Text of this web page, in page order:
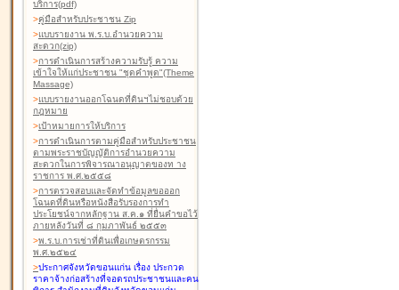
บริการ(pdf)
>คู่มือสำหรับประชาชน Zip
>แบบรายงาน พ.ร.บ.อำนวยความ
สะดวก(zip)
>การดำเนินการสร้างความรับรู้ ความ
เข้าใจให้แก่ประชาชน "ชุดคำพูด"(Theme
Massage)
>แบบรายงานออกโฉนดที่ดินฯไม่ชอบด้วย
กฎหมาย
>เป้าหมายการให้บริการ
>การดำเนินการตามคู่มือสำหรับประชาชน
ตามพระราชบัญญัติการอำนวยความ
สะดวกในการพิจารณาอนุญาตของท าง
ราชการ พ.ศ.๒๕๕๘
>การตรวจสอบและจัดทำข้อมูลขอออก
โฉนดที่ดินหรือหนังสือรับรองการทำ
ประโยชน์จากหลักฐาน ส.ค.๑ ที่ยื่นคำขอไว้
ภายหลังวันที่ ๘ กุมภาพันธ์ ๒๕๕๓
>พ.ร.บ.การเช่าที่ดินเพื่อเกษตรกรรม
พ.ศ.๒๕๒๔
>ประกาศจังหวัดขอนแก่น เรื่อง ประกวด
ราคาจ้างก่อสร้างที่จอดรถประชาชนและคน